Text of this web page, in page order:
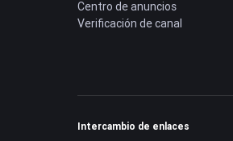
Centro de anuncios
Verificación de canal
Intercambio de enlaces